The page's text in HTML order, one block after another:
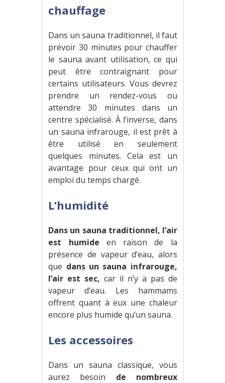
chauffage
Dans un sauna traditionnel, il faut
prévoir 30 minutes pour chauffer
le sauna avant utilisation, ce qui
peut être contraignant pour
certains utilisateurs. Vous devrez
prendre un rendez-vous ou
attendre 30 minutes dans un
centre spécialisé. À l’inverse, dans
un sauna infrarouge, il est prêt à
être utilisé en seulement
quelques minutes. Cela est un
avantage pour ceux qui ont un
emploi du temps chargé.
L’humidité
Dans un sauna traditionnel, l’air
est humide en raison de la
présence de vapeur d’eau, alors
que dans un sauna infrarouge,
l’air est sec,car il n’y a pas de
vapeur d’eau. Les hammams
offrent quant à eux une chaleur
encore plus humide qu’un sauna.
Les accessoires
Dans un sauna classique, vous
aurez besoin de nombreux